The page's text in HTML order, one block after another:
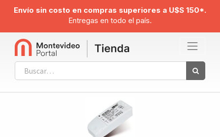
Envío sin costo en compras superiores a U$S 150*.
Entregas en todo el país.